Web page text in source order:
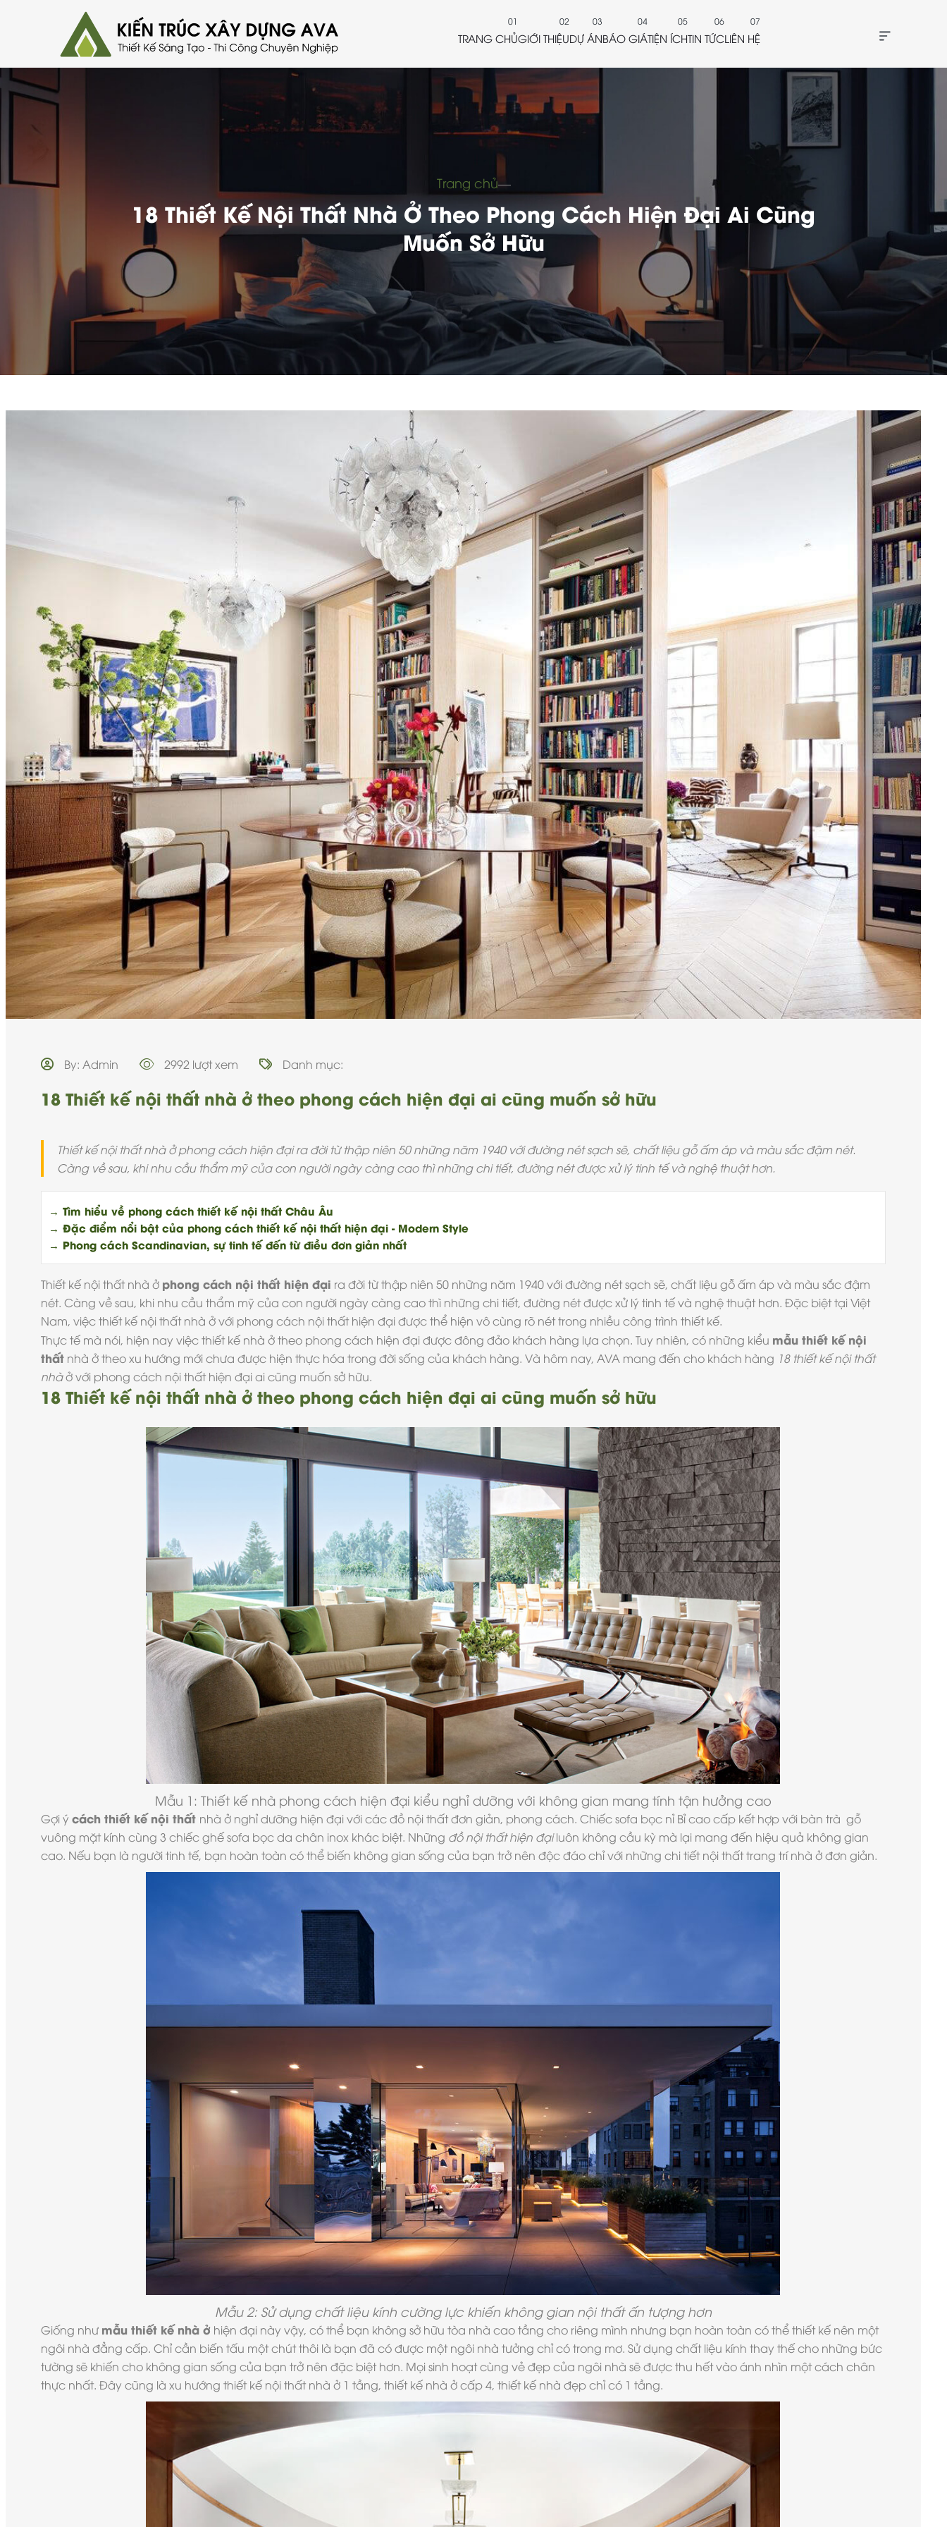
TRANG CHỦGIỚI THIỆUDỰ ÁNBÁO GIÁTIỆN ÍCHTIN TỨCLIÊN HỆ
Trang chủ―
18 Thiết Kế Nội Thất Nhà Ở Theo Phong Cách Hiện Đại Ai Cũng
Muốn Sở Hữu
By: Admin 2992 lượt xem Danh mục:
18 Thiết kế nội thất nhà ở theo phong cách hiện đại ai cũng muốn sở hữu
Thiết kế nội thất nhà ở phong cách hiện đại ra đời từ thập niên 50 những năm 1940 với đường nét sạch sẽ, chất liệu gỗ ấm áp và màu sắc đậm nét.
Càng về sau, khi nhu cầu thẩm mỹ của con người ngày càng cao thì những chi tiết, đường nét được xử lý tinh tế và nghệ thuật hơn.
→ Tìm hiểu về phong cách thiết kế nội thất Châu Âu
→ Đặc điểm nổi bật của phong cách thiết kế nội thất hiện đại - Modern Style
→ Phong cách Scandinavian, sự tinh tế đến từ điều đơn giản nhất
Thiết kế nội thất nhà ở phong cách nội thất hiện đại ra đời từ thập niên 50 những năm 1940 với đường nét sạch sẽ, chất liệu gỗ ấm áp và màu sắc đậm
nét. Càng về sau, khi nhu cầu thẩm mỹ của con người ngày càng cao thì những chi tiết, đường nét được xử lý tinh tế và nghệ thuật hơn. Đặc biệt tại Việt
Nam, việc thiết kế nội thất nhà ở với phong cách nội thất hiện đại được thể hiện vô cùng rõ nét trong nhiều công trình thiết kế.
Thực tế mà nói, hiện nay việc thiết kế nhà ở theo phong cách hiện đại được đông đảo khách hàng lựa chọn. Tuy nhiên, có những kiểu mẫu thiết kế nội
thấtnhà ở theo xu hướng mới chưa được hiện thực hóa trong đời sống của khách hàng. Và hôm nay, AVA mang đến cho khách hàng 18 thiết kế nội thất
nhàở với phong cách nội thất hiện đại ai cũng muốn sở hữu.
18 Thiết kế nội thất nhà ở theo phong cách hiện đại ai cũng muốn sở hữu
Mẫu 1: Thiết kế nhà phong cách hiện đại kiểu nghỉ dưỡng với không gian mang tính tận hưởng cao
Gợi ý cách thiết kế nội thất nhà ở nghỉ dưỡng hiện đại với các đồ nội thất đơn giản, phong cách. Chiếc sofa bọc nỉ Bỉ cao cấp kết hợp với bàn trà gỗ
vuông mặt kính cùng 3 chiếc ghế sofa bọc da chân inox khác biệt. Những đồ nội thất hiện đạiluôn không cầu kỳ mà lại mang đến hiệu quả không gian
cao. Nếu bạn là người tinh tế, bạn hoàn toàn có thể biến không gian sống của bạn trở nên độc đáo chỉ với những chi tiết nội thất trang trí nhà ở đơn giản.
Mẫu 2: Sử dụng chất liệu kính cường lực khiến không gian nội thất ấn tượng hơn
Giống như mẫu thiết kế nhà ở hiện đại này vậy, có thể bạn không sở hữu tòa nhà cao tầng cho riêng mình nhưng bạn hoàn toàn có thể thiết kế nên một
ngôi nhà đẳng cấp. Chỉ cần biến tấu một chút thôi là bạn đã có được một ngôi nhà tưởng chỉ có trong mơ. Sử dụng chất liệu kính thay thế cho những bức
tường sẽ khiến cho không gian sống của bạn trở nên đặc biệt hơn. Mọi sinh hoạt cùng vẻ đẹp của ngôi nhà sẽ được thu hết vào ánh nhìn một cách chân
thực nhất. Đây cũng là xu hướng thiết kế nội thất nhà ở 1 tầng, thiết kế nhà ở cấp 4, thiết kế nhà đẹp chỉ có 1 tầng.